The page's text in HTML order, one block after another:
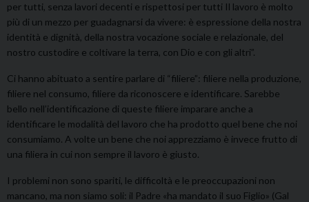
per tutti, senza lavori decenti e rispettosi per tutti Il lavoro è molto
più di un mezzo per guadagnarsi da vivere: è espressione della nostra
identità e dignità, della nostra vocazione sociale e relazionale, del
nostro custodire e coltivare la terra, con Dio e con gli altri”.
Ci hanno abituato a sentire parlare di “filiere”: filiere nella produzione,
filiere nel consumo, filiere da riconoscere e identificare. Sarebbe
bello nell’identificazione di queste filiere imparare anche a
identificare le modalità del lavoro che ha prodotto quel bene che noi
consumiamo. A volte un bene che noi apprezziamo è invece frutto di
una filiera in cui non sempre il lavoro è giusto.
I problemi non sono spariti, le difficoltà e le preoccupazioni non
mancano, ma non siamo soli: il Padre «ha mandato il suo Figlio» (Gal